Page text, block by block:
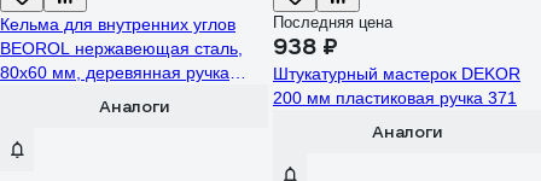
Кельма для внутренних углов
BEOROL нержавеющая сталь,
80x60 мм, деревянная ручка
Аналоги
Последняя цена
938 ₽
Штукатурный мастерок DEKOR
200 мм пластиковая ручка 371
Аналоги